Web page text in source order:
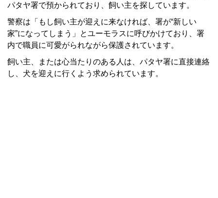
パタヤ署で預かられており、飼い主を探しています。
警察は「もし飼い主が迎えに来なければ、署が“新しい
家”になってしまう」とユーモラスに呼びかけており、署
内で職員に可愛がられながら保護されています。
飼い主、または心当たりのある人は、パタヤ署に直接連絡
し、犬を迎えに行くよう求められています。